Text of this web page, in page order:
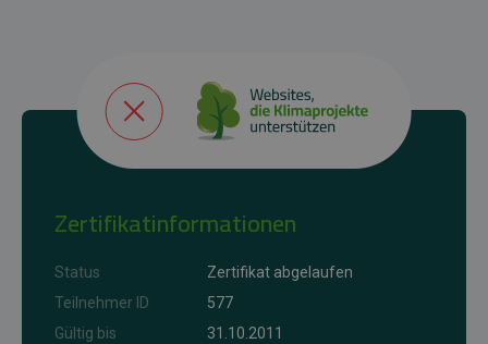
Zertifikatinformationen
Status
Zertifikat abgelaufen
Teilnehmer ID
577
Gültig bis
31.10.2011